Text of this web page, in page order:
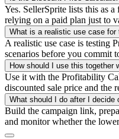
Yes. SellerSprite lists this as
relying on a paid plan just to
What is a realistic use case for
A realistic use case is testing
scenarios before you commit
How should I use this together
Use it with the Profitability
discounted sale price and the
What should I do after I decide
Build the campaign link,
and monitor whether the